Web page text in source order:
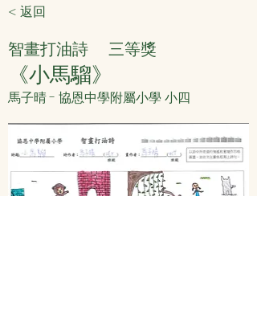
< 返回
智畫打油詩 三等獎
《小馬騮》
馬子晴 - 協恩中學附屬小學 小四